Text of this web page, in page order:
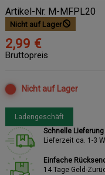
Artikel-Nr. M-MFPL20
Nicht auf Lager
2,99 €
Bruttopreis
Nicht auf Lager
Ladengeschäft
Schnelle Lieferung
Lieferzeit ca. 1-3
Einfache
14 Tage Geld-